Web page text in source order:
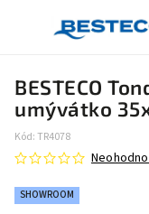
BESTECO
umývátko
Kód:TR4078
SHOWROOM